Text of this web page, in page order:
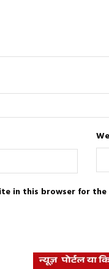
in this browser for